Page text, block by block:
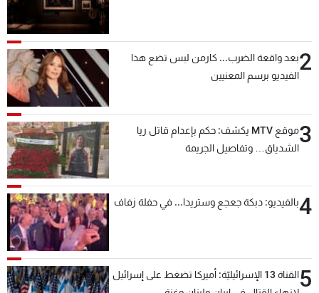
2بعد واقعة الضرب... كارمن لبس تضع هذا
الفيديو برسم المعنيين
3
موقع MTV يكشف: حكم بإعدام قاتل ريا
الشدياق… وتفاصيل الجريمة
4بالفيديو: دبكة جعجع وستريدا... في حفلة زفاف
5
القناة 13 الإسرائيليّة: أميركا تضغط على إسرائيل